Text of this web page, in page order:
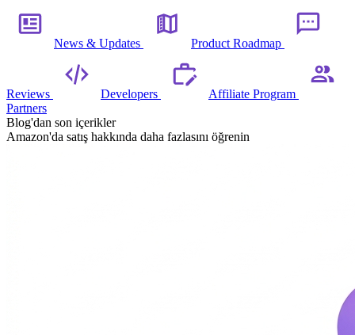
News & Updates Product Roadmap
Reviews Developers
Affiliate Program
Partners
Blog'dan son içerikler
Amazon'da satış hakkında daha fazlasını öğrenin